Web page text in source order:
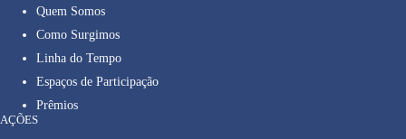
Quem Somos
Como Surgimos
Linha do Tempo
Espaços de Participação
Prêmios
AÇÕES